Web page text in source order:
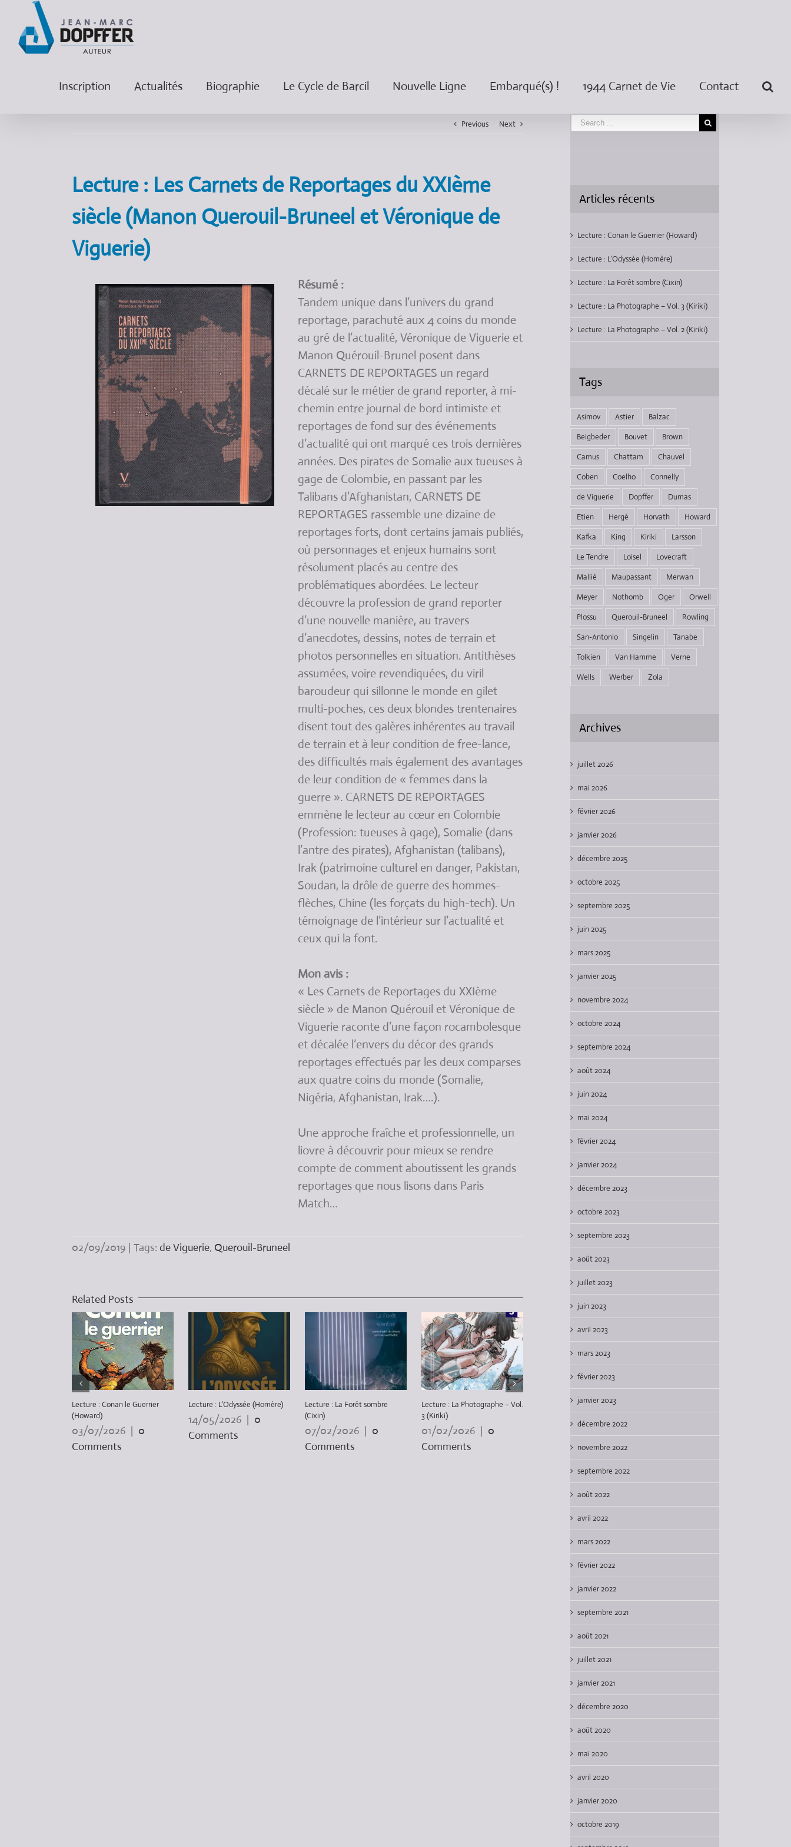
Inscription Actualités Biographie Le Cycle de Barcil Nouvelle Ligne Embarqué(s) ! 1944 Carnet de Vie Contact
Previous Next
Lecture : Les Carnets de Reportages du XXIème
siècle (Manon Querouil-Bruneel et Véronique de
Viguerie)
Résumé :
Tandem unique dans l’univers du grand
reportage, parachuté aux 4 coins du monde
au gré de l’actualité, Véronique de Viguerie et
Manon Quérouil-Brunel posent dans
CARNETS DE REPORTAGES un regard
décalé sur le métier de grand reporter, à mi-
chemin entre journal de bord intimiste et
reportages de fond sur des événements
d’actualité qui ont marqué ces trois dernières
années. Des pirates de Somalie aux tueuses à
gage de Colombie, en passant par les
Talibans d’Afghanistan, CARNETS DE
REPORTAGES rassemble une dizaine de
reportages forts, dont certains jamais publiés,
où personnages et enjeux humains sont
résolument placés au centre des
problématiques abordées. Le lecteur
découvre la profession de grand reporter
d’une nouvelle manière, au travers
d’anecdotes, dessins, notes de terrain et
photos personnelles en situation. Antithèses
assumées, voire revendiquées, du viril
baroudeur qui sillonne le monde en gilet
multi-poches, ces deux blondes trentenaires
disent tout des galères inhérentes au travail
de terrain et à leur condition de free-lance,
des difficultés mais également des avantages
de leur condition de « femmes dans la
guerre ». CARNETS DE REPORTAGES
emmène le lecteur au cœur en Colombie
(Profession: tueuses à gage), Somalie (dans
l’antre des pirates), Afghanistan (talibans),
Irak (patrimoine culturel en danger, Pakistan,
Soudan, la drôle de guerre des hommes-
flèches, Chine (les forçats du high-tech). Un
témoignage de l’intérieur sur l’actualité et
ceux qui la font.
Mon avis :
« Les Carnets de Reportages du XXIème
siècle » de Manon Quérouil et Véronique de
Viguerie raconte d’une façon rocambolesque
et décalée l’envers du décor des grands
reportages effectués par les deux comparses
aux quatre coins du monde (Somalie,
Nigéria, Afghanistan, Irak….).
Une approche fraîche et professionnelle, un
liovre à découvrir pour mieux se rendre
compte de comment aboutissent les grands
reportages que nous lisons dans Paris
Match…
02/09/2019 | Tags: de Viguerie, Querouil-Bruneel
Related Posts
Lecture : Conan le Guerrier
(Howard)
03/07/2026 | 0
Comments
Lecture : L’Odyssée (Homère)
14/05/2026 | 0
Comments
Lecture : La Forêt sombre
(Cixin)
07/02/2026 | 0
Comments
Lecture : La Photographe – Vol.
3 (Kiriki)
01/02/2026 | 0
Comments
Lecture : La Photographe – Vol.
25/01/2026 | 0
Comments
1 (Kiriki)
Articles récents
Lecture : Conan le Guerrier (Howard)
Lecture : L’Odyssée (Homère)
Lecture : La Forêt sombre (Cixin)
Lecture : La Photographe – Vol. 3 (Kiriki)
Lecture : La Photographe – Vol. 2 (Kiriki)
Tags
Asimov Astier
Balzac
Beigbeder
Bouvet
Brown
Camus
Chattam
Chauvel
Coben
Coelho
Connelly
de Viguerie
Dopffer
Dumas
Etien
Hergé Horvath
Howard
Kafka
King Kiriki
Larsson
Le Tendre
Loisel
Lovecraft
Mallié
Maupassant
Merwan
Meyer
Nothomb Oger
Orwell
Plossu
Querouil-Bruneel
Rowling
San-Antonio
Singelin
Tanabe
Tolkien
Van Hamme
Verne
Wells
Werber Zola
Archives
juillet 2026
mai 2026
février 2026
janvier 2026
décembre 2025
octobre 2025
septembre 2025
juin 2025
mars 2025
janvier 2025
novembre 2024
octobre 2024
septembre 2024
août 2024
juin 2024
mai 2024
février 2024
janvier 2024
décembre 2023
octobre 2023
septembre 2023
août 2023
juillet 2023
juin 2023
avril 2023
mars 2023
février 2023
janvier 2023
décembre 2022
novembre 2022
septembre 2022
août 2022
avril 2022
mars 2022
février 2022
janvier 2022
septembre 2021
août 2021
juillet 2021
janvier 2021
décembre 2020
août 2020
mai 2020
avril 2020
janvier 2020
octobre 2019